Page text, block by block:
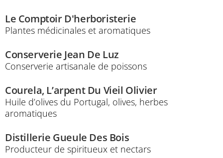
Le Comptoir D'herboristerie
Plantes médicinales et aromatiques
Conserverie Jean De Luz
Conserverie artisanale de poissons
Courela, L’arpent Du Vieil Olivier
Huile d’olives du Portugal, olives, herbes
aromatiques
Distillerie Gueule Des Bois
Producteur de spiritueux et nectars